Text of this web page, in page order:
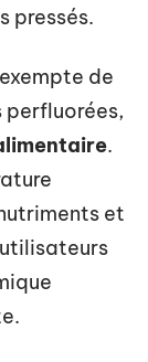
pressés.
de
perfluorées,
.
et